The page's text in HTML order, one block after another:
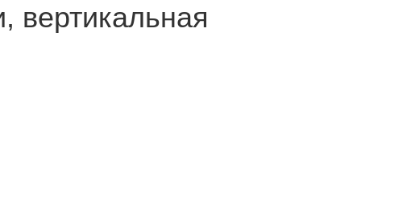
вертикальная